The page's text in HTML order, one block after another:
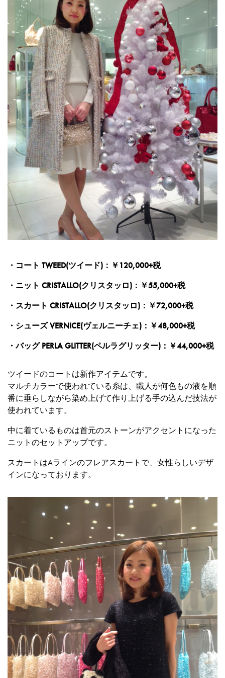
・コート TWEED(ツイード)：￥120,000+税
・ニット CRISTALLO(クリスタッロ)：￥55,000+税
・スカート CRISTALLO(クリスタッロ)：￥72,000+税
・シューズ VERNICE(ヴェルニーチェ)：￥48,000+税
・バッグ PERLA GLITTER(ペルラグリッター)：￥44,000+税
ツイードのコートは新作アイテムです。
マルチカラーで使われている糸は、職人が何色もの液を順
番に垂らしながら染め上げて作り上げる手の込んだ技法が
使われています。
中に着ているものは首元のストーンがアクセントになった
ニットのセットアップです。
スカートはAラインのフレアスカートで、女性らしいデザ
インになっております。